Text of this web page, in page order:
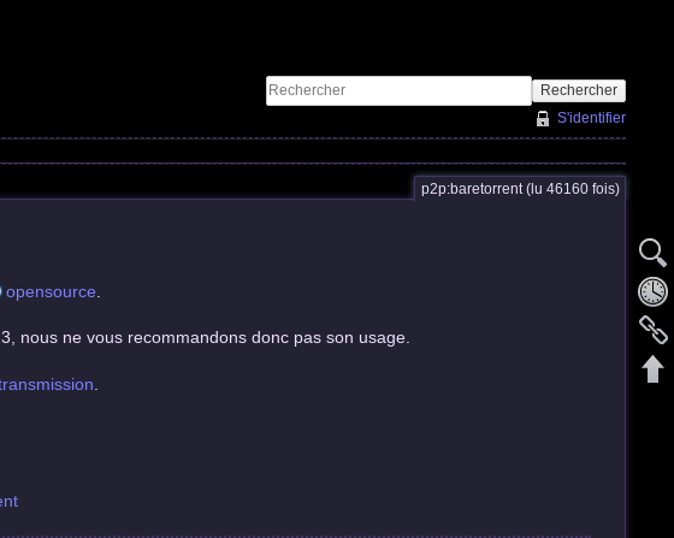
Rechercher
S'identifier
p2p:baretorrent (lu 46160 fois)
opensource
nous ne vous recommandons donc pas son usage.